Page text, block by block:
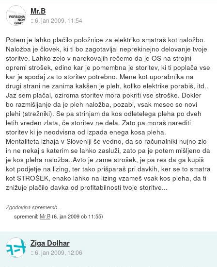
Mr.B
::6. jan 2009, 11:54
Potem je lahko plačilo položnice za elektriko smatraš kot naložbo.
Naložba je človek, ki ti bo zagotavljal neprekinejno delovanje tvoje
storitve. Lahko zelo v narekovajih rečemo da je OS na strojni
opremi strošek, edino kar je pomembna je storitev, ki ti poplača vse
kar je spodaj za to storitev potrebno. Mene kot uporabnika na
drugi strani ne zanima kakšen je pleh, koliko elektrike porabiš, itd..
Jaz sem plačal, oziroma storitev mora pokriti vse stroške. Dokler
bo razmišljanje da je pleh naložba, pozabi, vsak mesec so novi
plehi (strežniki). Se pa strinjam da kos odletelega pleha po dveh
letih vreden zlata, če storitev ne dela. Zato pa moraš narediti
storitev ki je neodvisna od izpada enega kosa pleha.
Mentaliteta izhaja v Sloveniji še vedno, da so računalniki nujno zlo
in ne nekaj s katerim se lahko zasluži, zato pa je potem mišljeno da
je kos pleha naložba..Avto je zame strošek, je pa res da ga kupiš
kot podjetje na lizing, ter tako prišparaš pri davkih, ker se to smatra
kot STROŠEK, enako lahko na lizing vzameš vsak kos pleha, da ti
znižuje plačilo davka od profitabilnosti tvoje storitve...
Zgodovina sprememb…
spremenil:Mr.B(6. jan 2009 ob 11:55)
Ziga Dolhar
::6. jan 2009, 12:06